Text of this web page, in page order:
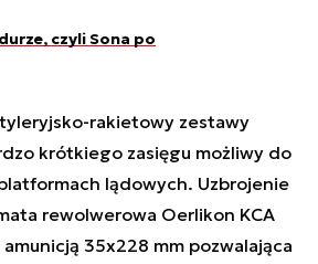
czyli Sona po
rakietowy zestawy
krótkiego zasięgu możliwy do
lądowych. Uzbrojenie
rewolwerowa Oerlikon KCA
35x228 mm pozwalająca